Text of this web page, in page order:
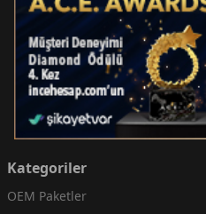
Kategoriler
OEM Paketler